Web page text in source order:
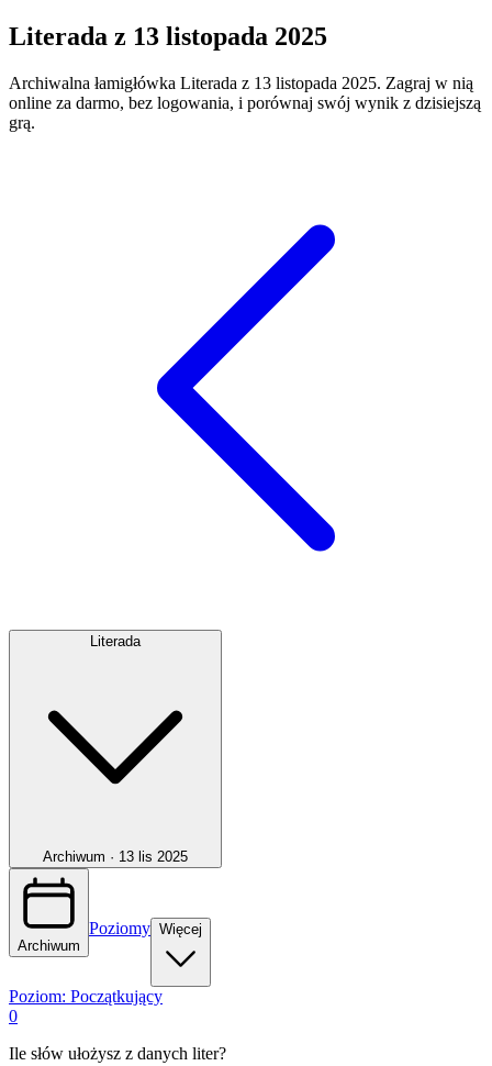
Literada z 13 listopada 2025
Archiwalna łamigłówka Literada z 13 listopada 2025. Zagraj w nią
online za darmo, bez logowania, i porównaj swój wynik z dzisiejszą
grą.
Literada
Archiwum · 13 lis 2025
Archiwum
Poziomy Więcej
Poziom: Początkujący
0
Ile słów ułożysz z danych liter?